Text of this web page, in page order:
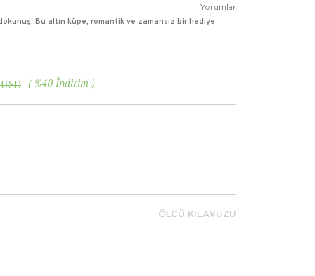
Yorumlar
Bu altın küpe, romantik ve zamansız bir hediye
%40 İndirim
ÖLÇÜ KILAVUZU